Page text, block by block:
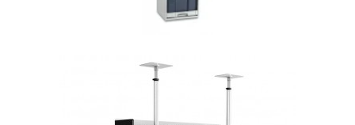
Pistoale de vopsit automate